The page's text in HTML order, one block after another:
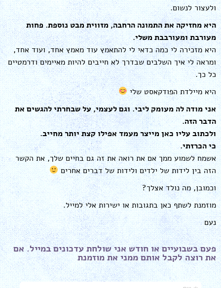
ולעצור לנשום.
היא מחזיקה את התמונה הרחבה, מזווית מבט נוספת. פחות
מעורבת ומעורבבת משלי.
היא מזכירה לי כמה כדאי לי להתאמץ עוד מאמץ אחד, ועוד אחד,
ומראה לי איך השלבים שבדרך לא חייבים להיות מאיימים ודרמטיים
כל כך.
היא מיילדת הפודקאסט שלי
אני מודה לה מעומק ליבי. וגם לעצמי, על שבחרתי להגשים את
הדבר הזה.
ולכתוב עליו כאן מייצר מעמד אפילו קצת יותר מחייב.
כי הכרזתי.
אשמח לשמוע ממך אם את רואה את זה גם בחיים שלך, את הקשר
הזה בין לידות של ילדים ולידות של דברים אחרים
וכמובן, מה נולד אצלך?
מוזמנת לשתף כאן בתגובות או ישירות אלי למייל.
נעם​
פעם בשבועיים או חודש אני שולחת עדכונים במייל. אם
את רוצה לקבל אותם ממני את מוזמנת ​